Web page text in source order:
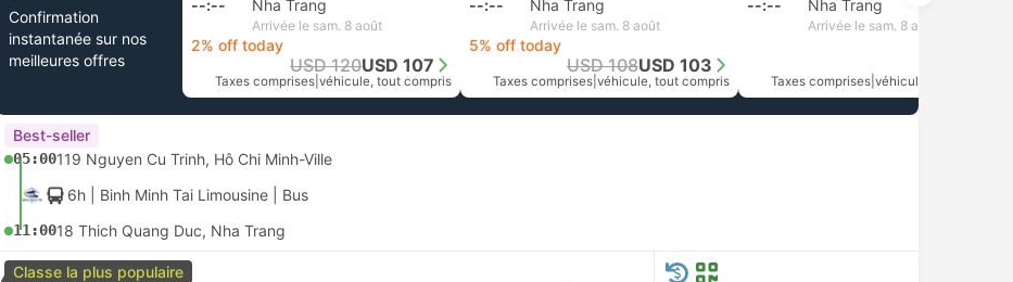
Confirmation
instantanée sur nos
meilleures offres
--:-- Nha Trang
Arrivée le sam. 8 août
2% off today
USD 120USD 107
Taxes comprises véhicule, tout compris
--:-- Nha Trang
Arrivée le sam. 8 août
5% off today
USD 108USD 103
Taxes comprises véhicule, tout compris
--:-- Nha Trang
Arrivée le sam. 8 août
Taxes comprises véhicule, tout compris
Best-seller
05:00119 Nguyen Cu Trinh, Hô Chi Minh-Ville
6h | Binh Minh Tai Limousine Bus
11:0018 Thich Quang Duc, Nha Trang
Classe la plus populaire